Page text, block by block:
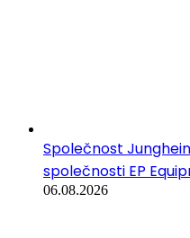
Společnost
společnosti EP
06.08.2026